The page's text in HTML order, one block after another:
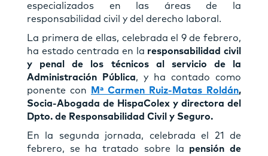
especializados en las áreas de la
responsabilidad civil y del derecho laboral.
La primera de ellas, celebrada el 9 de febrero,
ha estado centrada en la responsabilidad civil
y penal de los técnicos al servicio de la
Administración Pública, y ha contado como
ponente con
Mª Carmen Ruiz-Matas Roldán,
Socia-Abogada de HispaColex y directora del
Dpto. de Responsabilidad Civil y Seguro.
En la segunda jornada, celebrada el 21 de
febrero, se ha tratado sobre la pensión de